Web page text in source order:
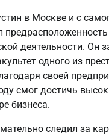
в Москве и с
предрасположенность
деятельности. Он
одного из
своей
смог достичь
бизнеса.
следил за